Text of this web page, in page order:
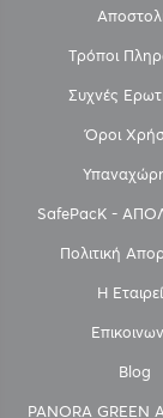
Τρόποι
Συχνές
Όροι
SafePacK -
Πολιτική
Η
Blog
PANORA GREEN